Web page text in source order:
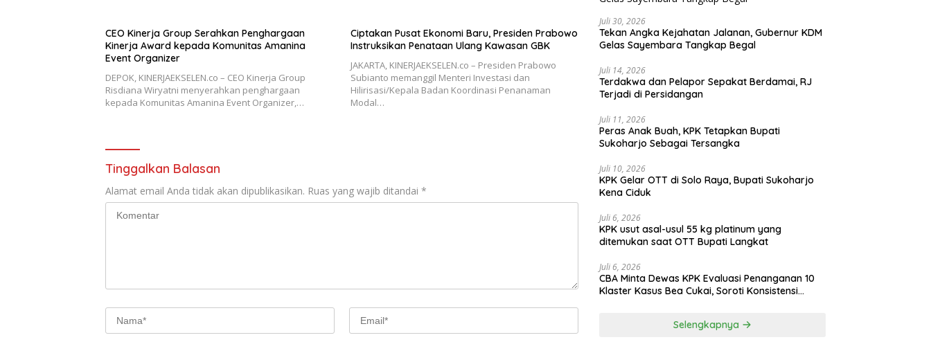
CEO Kinerja Group Serahkan Penghargaan
Kinerja Award kepada Komunitas Amanina
Event Organizer
DEPOK, KINERJAEKSELEN.co – CEO Kinerja Group
Risdiana Wiryatni menyerahkan penghargaan
kepada Komunitas Amanina Event Organizer,…
Ciptakan Pusat Ekonomi Baru, Presiden Prabowo
Instruksikan Penataan Ulang Kawasan GBK
JAKARTA, KINERJAEKSELEN.co – Presiden Prabowo
Subianto memanggil Menteri Investasi dan
Hilirisasi/Kepala Badan Koordinasi Penanaman
Modal…
Tinggalkan Balasan
Alamat email Anda tidak akan dipublikasikan. Ruas yang wajib ditandai *
Juli 30, 2026
Tekan Angka Kejahatan Jalanan, Gubernur KDM
Gelas Sayembara Tangkap Begal
Juli 14, 2026
Terdakwa dan Pelapor Sepakat Berdamai, RJ
Terjadi di Persidangan
Juli 11, 2026
Peras Anak Buah, KPK Tetapkan Bupati
Sukoharjo Sebagai Tersangka
Juli 10, 2026
KPK Gelar OTT di Solo Raya, Bupati Sukoharjo
Kena Ciduk
Juli 6, 2026
KPK usut asal-usul 55 kg platinum yang
ditemukan saat OTT Bupati Langkat
Juli 6, 2026
CBA Minta Dewas KPK Evaluasi Penanganan 10
Klaster Kasus Bea Cukai, Soroti Konsistensi
Selengkapnya